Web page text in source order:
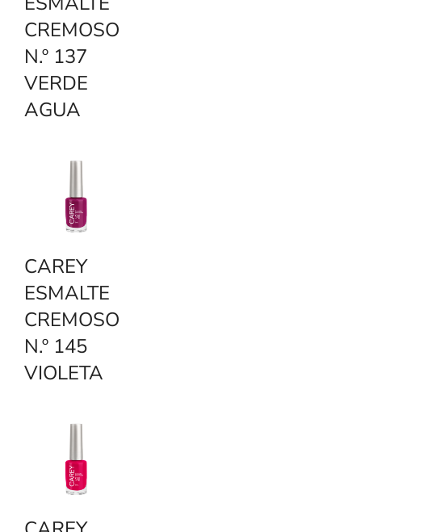
CREMOSO
N.º 137
VERDE
AGUA
CAREY
ESMALTE
CREMOSO
N.º 145
VIOLETA